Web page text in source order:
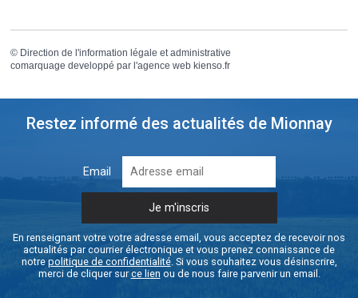
© Direction de l'information légale et administrative
comarquage developpé par l'agence web kienso.fr
Restez informé des actualités de Mionnay
Email
En renseignant votre votre adresse email, vous acceptez de recevoir nos
actualités par courrier électronique et vous prenez connaissance de
notre politique de confidentialité. Si vous souhaitez vous désinscrire,
merci de cliquer surce lien ou de nous faire parvenir un email.